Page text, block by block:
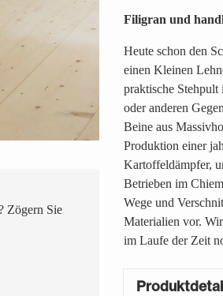
Zögern Sie
Filigran und
Heute schon den
einen Kleinen
praktische
oder anderen
Beine aus
Produktion einer
Kartoffeldämpfer,
Betrieben im
Wege und
Materialien vor.
im Laufe der Zeit